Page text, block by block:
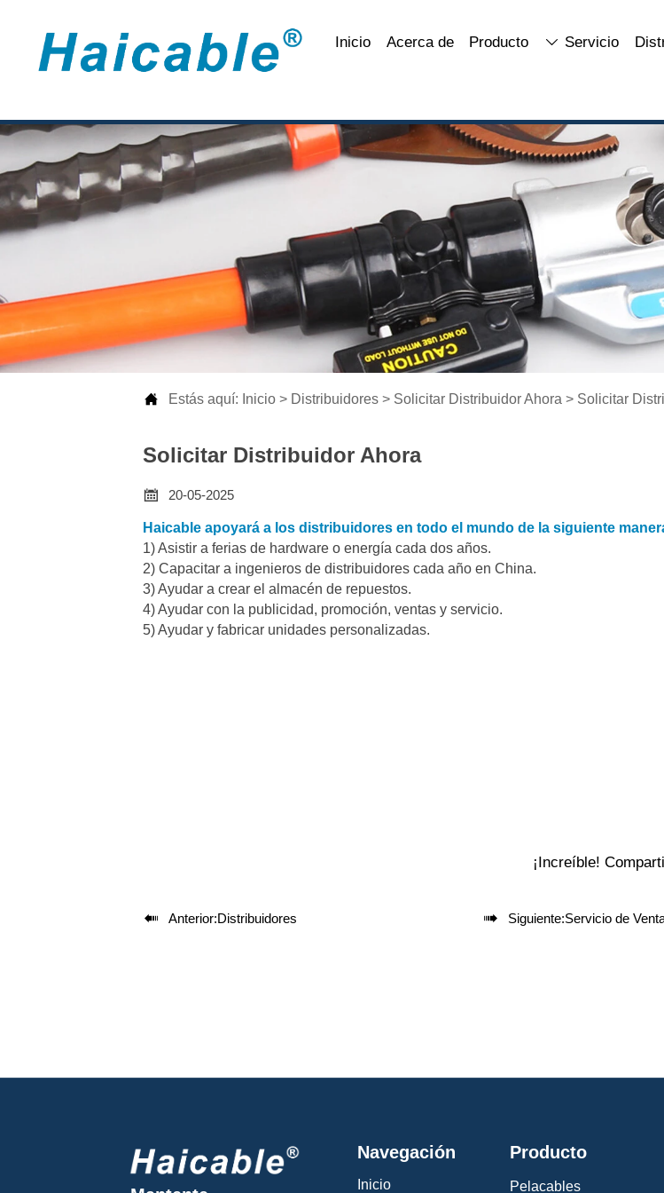
Inicio Acerca de Producto  Servicio
 Estás aquí: Inicio > Distribuidores > Solicitar Distribuidor Ahora > Solicitar
Solicitar Distribuidor Ahora
 20-05-2025
Haicable apoyará a los distribuidores en todo el mundo de la siguiente
1) Asistir a ferias de hardware o energía cada dos años.
2) Capacitar a ingenieros de distribuidores cada año en China.
3) Ayudar a crear el almacén de repuestos.
4) Ayudar con la publicidad, promoción, ventas y servicio.
5) Ayudar y fabricar unidades personalizadas.
¡Increíble!
 Anterior:Distribuidores  Siguiente:Servicio de
Navegación
Inicio
Producto
Pelacables